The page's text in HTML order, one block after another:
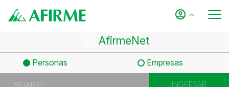
AfirmeNet
Personas Empresas